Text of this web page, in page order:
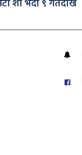
शो भदौ ९ गतेदेखि